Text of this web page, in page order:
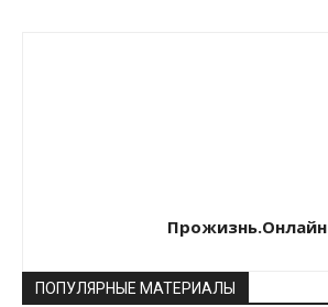
Прожизнь.Онлайн
ПОПУЛЯРНЫЕ МАТЕРИАЛЫ